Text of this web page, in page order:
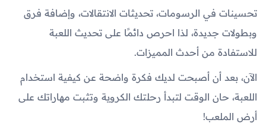
تحسينات في الرسومات، تحديثات الانتقالات، وإضافة فرق
وبطولات جديدة، لذا احرص دائمًا على تحديث اللعبة
للاستفادة من أحدث المميزات.
الآن، بعد أن أصبحت لديك فكرة واضحة عن كيفية استخدام
اللعبة، حان الوقت لتبدأ رحلتك الكروية وتثبت مهاراتك على
أرض الملعب!